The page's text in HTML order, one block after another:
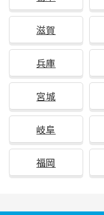
滋賀
兵庫
宮城
岐阜
福岡